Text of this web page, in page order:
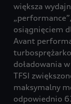
większa
osiągnięciem
Avant
doładowania
TFSI
maksymalny
odpowiednio